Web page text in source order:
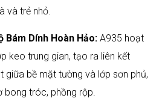
và trẻ nhỏ.
Bám Dính Hoàn Hảo: A935 hoạt
keo trung gian, tạo ra liên kết
giữa bề mặt tường và lớp sơn phủ,
bong tróc, phồng rộp.